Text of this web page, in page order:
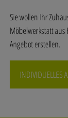
Sie wollen Ihr
Möbelwerkstatt aus
Angebot erstellen.
INDIVIDUELLES